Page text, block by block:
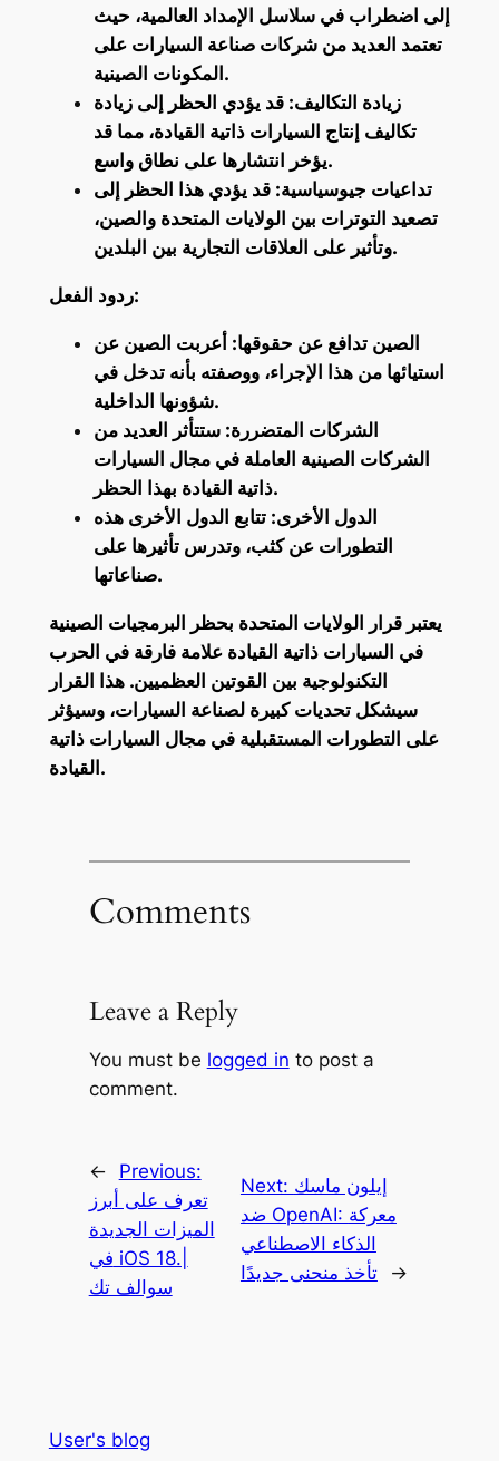
إلى اضطراب في سلاسل الإمداد العالمية، حيث
تعتمد العديد من شركات صناعة السيارات على
المكونات الصينية.
زيادة التكاليف: قد يؤدي الحظر إلى زيادة
تكاليف إنتاج السيارات ذاتية القيادة، مما قد
يؤخر انتشارها على نطاق واسع.
تداعيات جيوسياسية: قد يؤدي هذا الحظر إلى
تصعيد التوترات بين الولايات المتحدة والصين،
وتأثير على العلاقات التجارية بين البلدين.
ردود الفعل:
الصين تدافع عن حقوقها: أعربت الصين عن
استيائها من هذا الإجراء، ووصفته بأنه تدخل في
شؤونها الداخلية.
الشركات المتضررة: ستتأثر العديد من
الشركات الصينية العاملة في مجال السيارات
ذاتية القيادة بهذا الحظر.
الدول الأخرى: تتابع الدول الأخرى هذه
التطورات عن كثب، وتدرس تأثيرها على
صناعاتها.
يعتبر قرار الولايات المتحدة بحظر البرمجيات الصينية
في السيارات ذاتية القيادة علامة فارقة في الحرب
التكنولوجية بين القوتين العظميين. هذا القرار
سيشكل تحديات كبيرة لصناعة السيارات، وسيؤثر
على التطورات المستقبلية في مجال السيارات ذاتية
القيادة.
Comments
Leave a Reply
You must be logged in to post a
comment.
←
Previous:
تعرف على أبرز
الميزات الجديدة
في iOS 18.|
سوالف تك
Next: إيلون ماسك
ضد OpenAI: معركة
الذكاء الاصطناعي
تأخذ منحنى جديدًا
→
User's blog